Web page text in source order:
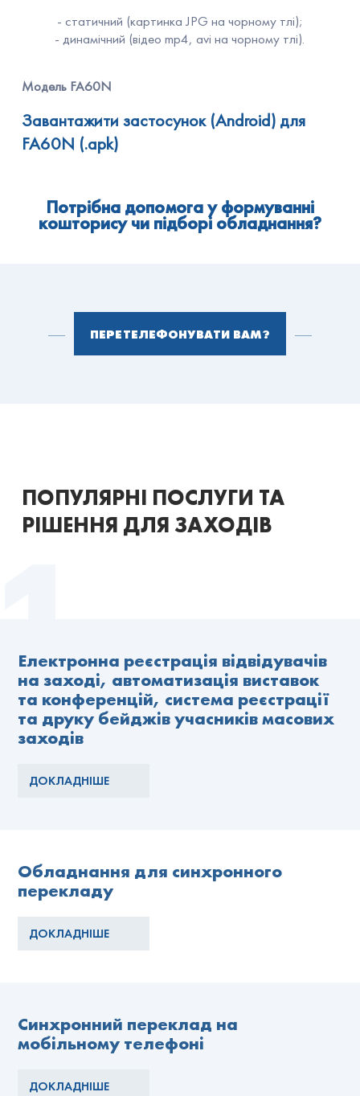
- статичний (картинка JPG на чорному тлі);
- динамічний (відео mp4, avi на чорному тлі).
Модель FA60N
Завантажити застосунок (Android) для
FA60N (.apk)
Потрібна допомога у формуванні
кошторису чи підборі обладнання?
ПЕРЕТЕЛЕФОНУВАТИ ВАМ?
ПОПУЛЯРНІ ПОСЛУГИ ТА
РІШЕННЯ ДЛЯ ЗАХОДІВ
Електронна реєстрація відвідувачів
на заході, автоматизація виставок
та конференцій, система реєстрації
та друку бейджів учасників масових
заходів
ДОКЛАДНІШЕ
Обладнання для синхронного
перекладу
ДОКЛАДНІШЕ
Синхронний переклад на
мобільному телефоні
ДОКЛАДНІШЕ